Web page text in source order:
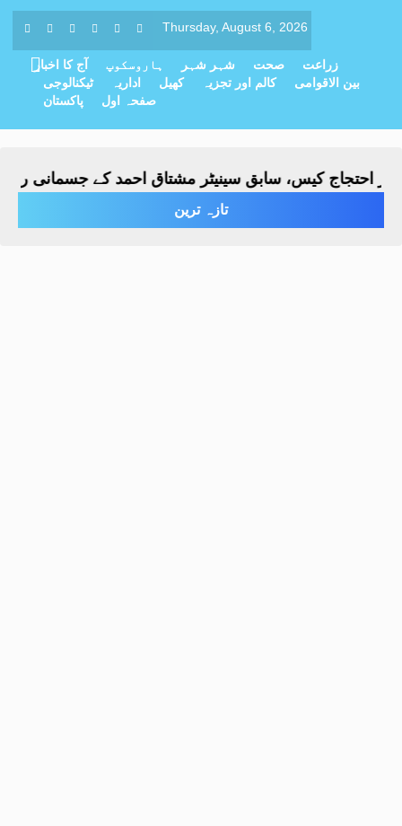
Thursday, August 6, 2026
آج کا اخبار ہاروسکوپ شہر شہر صحت
زراعت
ٹیکنالوجی
اداریہ کھیل کالم اور تجزیہ
بین الاقوامی
پاکستان
صفحہ اول
کیس، سابق سینیٹر مشتاق احمد کے جسمانی ریمانڈ میں 4 روز کی
تازہ ترین